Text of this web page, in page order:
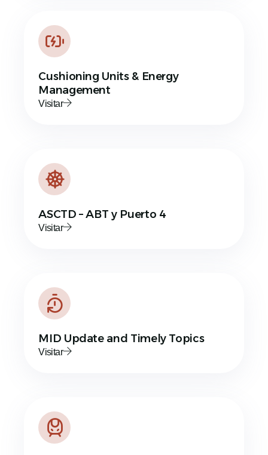
Cushioning Units & Energy
Management
Visitar
ASCTD – ABT y Puerto 4
Visitar
MID Update and Timely Topics
Visitar